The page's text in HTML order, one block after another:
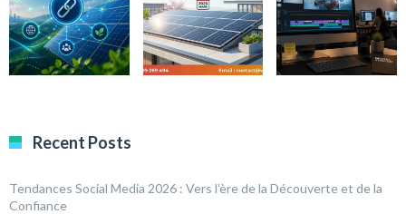
Recent Posts
Tendances Social Media 2026 : Vers l’ère de la Découverte et de la
Confiance